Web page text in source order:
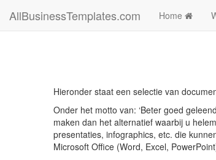
AllBusinessTemplates.com Home
Hieronder staat een selectie van
Onder het motto van: ‘Beter goed
maken dan het alternatief waarbij u
presentaties, infographics, etc. die
Microsoft Office (Word, Excel,